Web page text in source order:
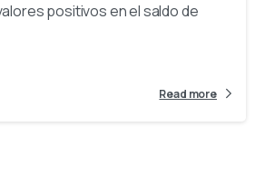
positivos en el saldo de
Read more